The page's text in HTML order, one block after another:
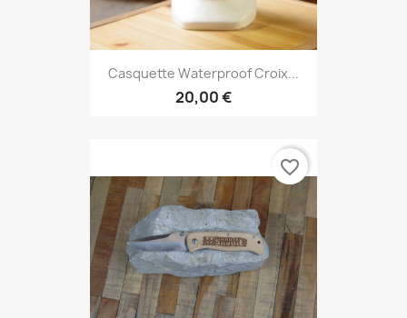
Casquette Waterproof Croix...
20,00 €
favorite_border